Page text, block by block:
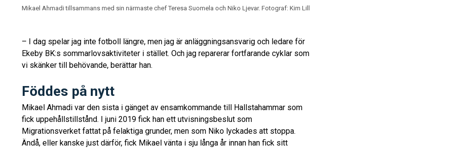
Mikael Ahmadi tillsammans med sin närmaste chef Teresa Suomela och Niko Ljevar. Fotograf: Kim Lill
– I dag spelar jag inte fotboll längre, men jag är anläggningsansvarig och ledare för
Ekeby BK:s sommarlovsaktiviteter i stället. Och jag reparerar fortfarande cyklar som
vi skänker till behövande, berättar han.
Föddes på nytt
Mikael Ahmadi var den sista i gänget av ensamkommande till Hallstahammar som
fick uppehållstillstånd. I juni 2019 fick han ett utvisningsbeslut som
Migrationsverket fattat på felaktiga grunder, men som Niko lyckades att stoppa.
Ändå, eller kanske just därför, fick Mikael vänta i sju långa år innan han fick sitt